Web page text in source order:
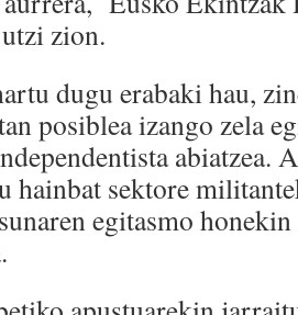
zion.
dugu erabaki hau,
posiblea izango zela
abiatzea.
hainbat sektore
egitasmo